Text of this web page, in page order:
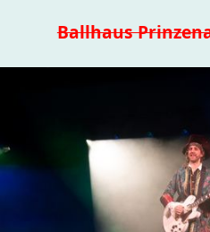
Ballhaus
Kinder- & Jugendtheater